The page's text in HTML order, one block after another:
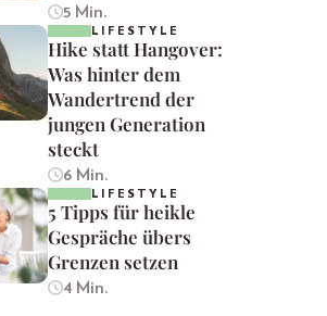
5 Min.
LIFESTYLE
Hike statt Hangover:
Was hinter dem
Wandertrend der
jungen Generation
steckt
6 Min.
LIFESTYLE
5 Tipps für heikle
Gespräche übers
Grenzen setzen
4 Min.